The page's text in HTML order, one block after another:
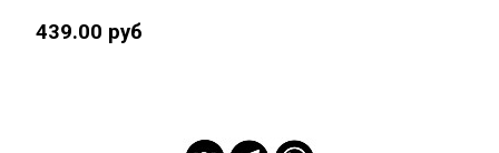
439.00 руб